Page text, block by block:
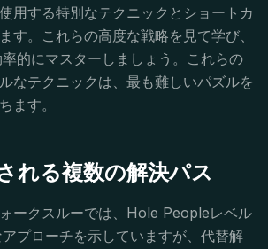
用する特別なテクニックとショートカ
す。これらの高度な戦略を見て学び、
的にマスターしましょう。これらの
なテクニックは、最も難しいパズルを
ます。
れる複数の解決パス
ークスルーでは、Hole Peopleレベル
プローチを示していますが、代替解